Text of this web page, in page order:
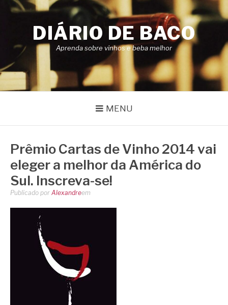
Pular
DIÁRIO DE BACO
Aprenda sobre vinhos e beba melhor
MENU
Prêmio Cartas de Vinho 2014 vai
eleger a melhor da América do
Sul. Inscreva-se!
Publicado por Alexandreem